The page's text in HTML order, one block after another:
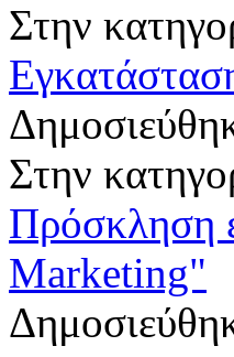
Στην
Στην
Πρόσκληση
Marketing"